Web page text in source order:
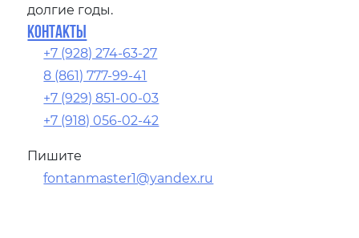
долгие годы.
Контакты
+7 (928) 274-63-27
8 (861) 777-99-41
+7 (929) 851-00-03
+7 (918) 056-02-42
Пишите
fontanmaster1@yandex.ru